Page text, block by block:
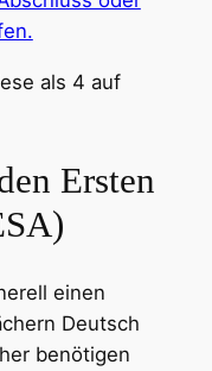
als 4 auf
Ersten
einen
Deutsch
benötigen